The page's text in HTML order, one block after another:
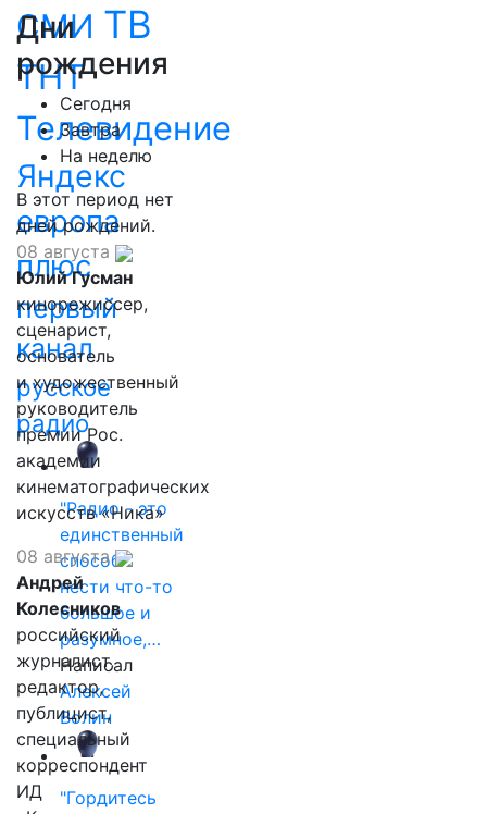
СМИ ТВ
ТНТ
Телевидение
Яндекс
европа
плюс
первый
канал
русское
радио
"Радио - это
единственный
способ
нести что-то
большое и
разумное,…
Написал
Алексей
Волин
"Гордитесь
Дни
рождения
Сегодня
Завтра
На неделю
В этот период нет
дней рождений.
08 августа
Юлий Гусман
кинорежиссер,
сценарист,
основатель
и художественный
руководитель
премии Рос.
академии
кинематографических
искусств «Ника»
08 августа
Андрей
Колесников
российский
журналист,
редактор,
публицист,
специальный
корреспондент
ИД